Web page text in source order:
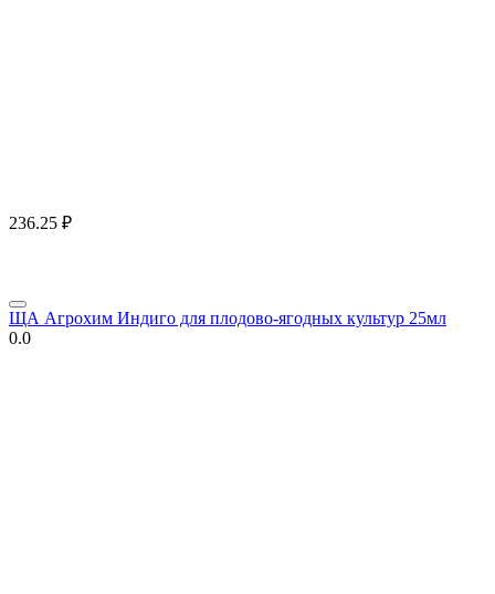
236.25 ₽
ЩА Агрохим Индиго для плодово-ягодных культур 25мл
0.0